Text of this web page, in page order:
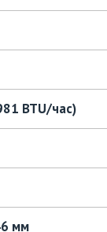
BTU/час)
мм